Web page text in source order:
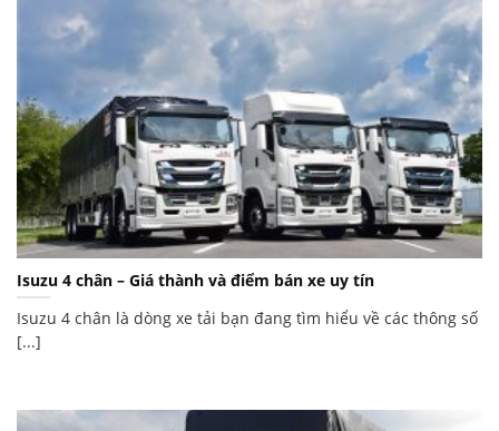
Isuzu 4 chân – Giá thành và điểm bán xe uy tín
Isuzu 4 chân là dòng xe tải bạn đang tìm hiểu về các thông số
[...]